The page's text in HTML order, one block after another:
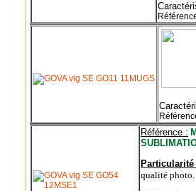
Référence :
Particularité
qualité photo.